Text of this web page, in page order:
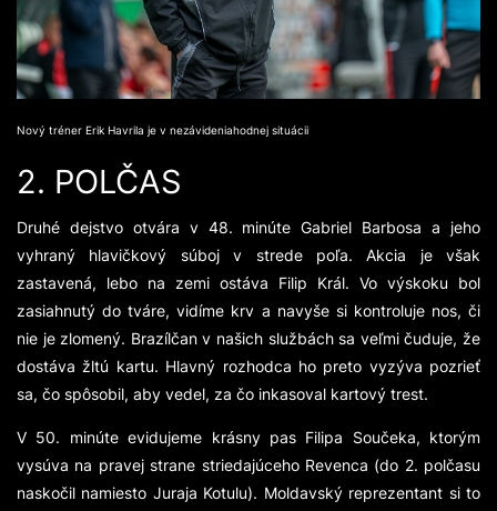
Nový tréner Erik Havrila je v nezávideniahodnej situácii
2. POLČAS
Druhé dejstvo otvára v 48. minúte Gabriel Barbosa a jeho
vyhraný hlavičkový súboj v strede poľa. Akcia je však
zastavená, lebo na zemi ostáva Filip Král. Vo výskoku bol
zasiahnutý do tváre, vidíme krv a navyše si kontroluje nos, či
nie je zlomený. Brazílčan v našich službách sa veľmi čuduje, že
dostáva žltú kartu. Hlavný rozhodca ho preto vyzýva pozrieť
sa, čo spôsobil, aby vedel, za čo inkasoval kartový trest.
V 50. minúte evidujeme krásny pas Filipa Součeka, ktorým
vysúva na pravej strane striedajúceho Revenca (do 2. polčasu
naskočil namiesto Juraja Kotulu). Moldavský reprezentant si to